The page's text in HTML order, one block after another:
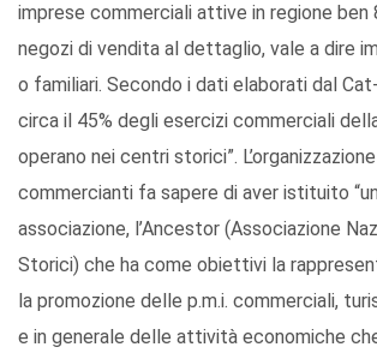
imprese commerciali attive in regione ben
negozi di vendita al dettaglio, vale a dire
o familiari. Secondo i dati elaborati dal
circa il 45% degli esercizi commerciali
operano nei centri storici”.
commercianti fa sapere di aver istituito
associazione, l’Ancestor (Associazione
Storici) che ha come obiettivi la
la promozione delle p.m.i. commerciali,
e in generale delle attività economiche